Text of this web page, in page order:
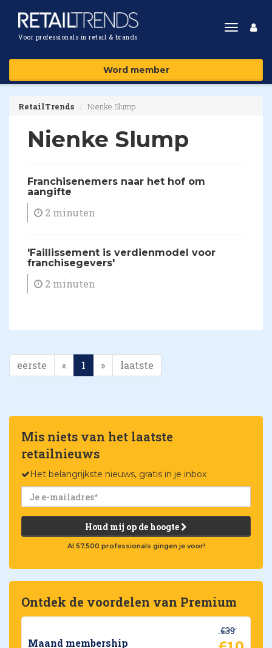
Voor professionals in retail & brands
Toggle
Word member
RetailTrends Nienke Slump
Nienke Slump
​Franchisenemers naar het hof om
aangifte
2 minuten
'Faillissement is verdienmodel voor
franchisegevers'
2 minuten
eerste « 1 » laatste
Mis niets van het laatste
retailnieuws
Het belangrijkste nieuws, gratis in je inbox
Houd mij op de hoogte
Al 57.500 professionals gingen je voor!
Ontdek de voordelen van Premium
Maand membership
€39